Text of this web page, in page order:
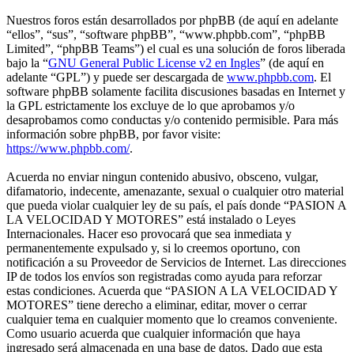
Nuestros foros están desarrollados por phpBB (de aquí en adelante
“ellos”, “sus”, “software phpBB”, “www.phpbb.com”, “phpBB
Limited”, “phpBB Teams”) el cual es una solución de foros liberada
bajo la “GNU General Public License v2 en Ingles” (de aquí en
adelante “GPL”) y puede ser descargada de www.phpbb.com. El
software phpBB solamente facilita discusiones basadas en Internet y
la GPL estrictamente los excluye de lo que aprobamos y/o
desaprobamos como conductas y/o contenido permisible. Para más
información sobre phpBB, por favor visite:
https://www.phpbb.com/.
Acuerda no enviar ningun contenido abusivo, obsceno, vulgar,
difamatorio, indecente, amenazante, sexual o cualquier otro material
que pueda violar cualquier ley de su país, el país donde “PASION A
LA VELOCIDAD Y MOTORES” está instalado o Leyes
Internacionales. Hacer eso provocará que sea inmediata y
permanentemente expulsado y, si lo creemos oportuno, con
notificación a su Proveedor de Servicios de Internet. Las direcciones
IP de todos los envíos son registradas como ayuda para reforzar
estas condiciones. Acuerda que “PASION A LA VELOCIDAD Y
MOTORES” tiene derecho a eliminar, editar, mover o cerrar
cualquier tema en cualquier momento que lo creamos conveniente.
Como usuario acuerda que cualquier información que haya
ingresado será almacenada en una base de datos. Dado que esta